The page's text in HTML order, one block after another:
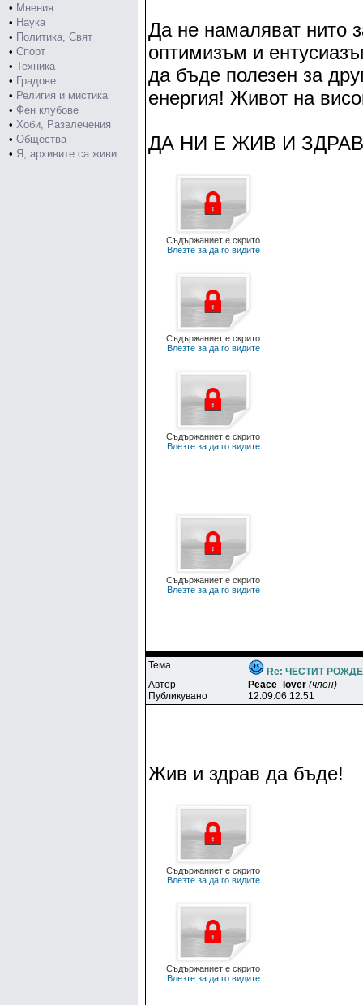
• Мнения
• Наука
• Политика, Свят
• Спорт
• Техника
• Градове
• Религия и мистика
• Фен клубове
• Хоби, Развлечения
• Общества
• Я, архивите са живи
Да не намаляват нито
оптимизъм и
да бъде полезен за
енергия! Живот на
ДА НИ Е ЖИВ И
Съдържаниет е скрито
Влезте за да го видите
Съдържаниет е скрито
Влезте за да го видите
Съдържаниет е скрито
Влезте за да го видите
Съдържаниет е скрито
Влезте за да го видите
Тема
Re: ЧЕСТИТ
Автор
Peace_lover (член)
Публикувано
12.09.06 12:51
Жив и здрав да бъде!
Съдържаниет е скрито
Влезте за да го видите
Съдържаниет е скрито
Влезте за да го видите